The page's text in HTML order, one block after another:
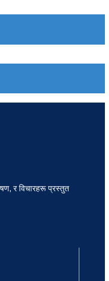
र विचारहरू प्रस्तुत